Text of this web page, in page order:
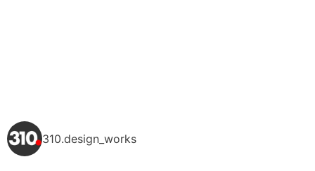
310.design_works